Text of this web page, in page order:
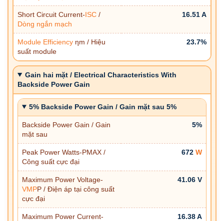
Short Circuit Current-ISC /
Dòng ngắn mạch
16.51 A
Module Efficiency ηm / Hiệu
suất module
23.7%
Gain hai mặt / Electrical Characteristics With
Backside Power Gain
5% Backside Power Gain / Gain mặt sau 5%
Backside Power Gain / Gain
mặt sau
5%
Peak Power Watts-PMAX /
Công suất cực đại
672 W
Maximum Power Voltage-
VMPP / Điện áp tại công suất
cực đại
41.06 V
Maximum Power Current-
16.38 A